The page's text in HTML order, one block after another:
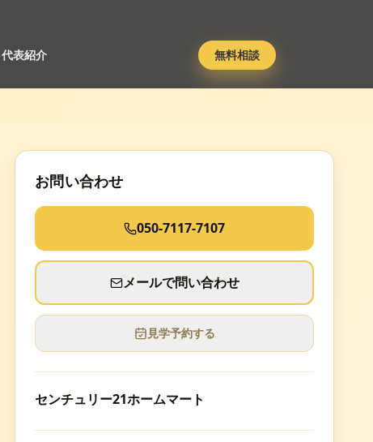
代表紹介 無料相談
お問い合わせ
050-7117-7107
メールで問い合わせ
見学予約する
センチュリー21ホームマート